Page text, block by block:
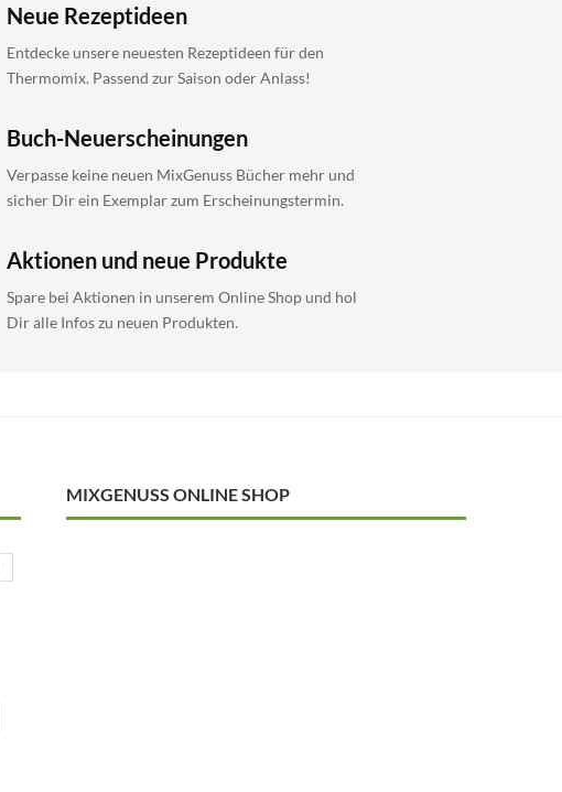
Neue Rezeptideen
Entdecke unsere neuesten Rezeptideen für den
Thermomix. Passend zur Saison oder Anlass!
Buch-Neuerscheinungen
Verpasse keine neuen MixGenuss Bücher mehr und
sicher Dir ein Exemplar zum Erscheinungstermin.
Aktionen und neue Produkte
Spare bei Aktionen in unserem Online Shop und hol
Dir alle Infos zu neuen Produkten.
MIXGENUSS ONLINE SHOP